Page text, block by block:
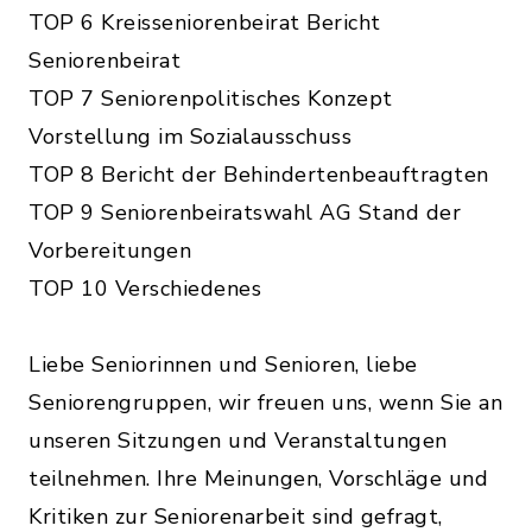
TOP 6 Kreisseniorenbeirat Bericht
Seniorenbeirat
TOP 7 Seniorenpolitisches Konzept
Vorstellung im Sozialausschuss
TOP 8 Bericht der Behindertenbeauftragten
TOP 9 Seniorenbeiratswahl AG Stand der
Vorbereitungen
TOP 10 Verschiedenes
Liebe Seniorinnen und Senioren, liebe
Seniorengruppen, wir freuen uns, wenn Sie an
unseren Sitzungen und Veranstaltungen
teilnehmen. Ihre Meinungen, Vorschläge und
Kritiken zur Seniorenarbeit sind gefragt,